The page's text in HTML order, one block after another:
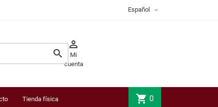
Español 


Mi
cuenta
Tienda física shopping_cart 0